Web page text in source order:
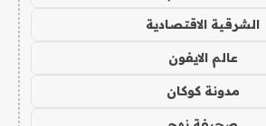
الشرقية الاقتصادية
عالم الايفون
مدونة كوكان